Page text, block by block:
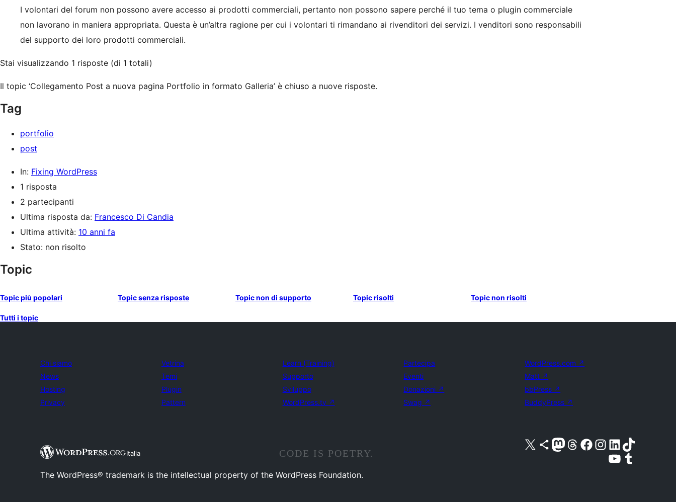
I volontari del forum non possono avere accesso ai prodotti commerciali, pertanto non possono sapere perché il tuo tema o plugin commerciale
non lavorano in maniera appropriata. Questa è un’altra ragione per cui i volontari ti rimandano ai rivenditori dei servizi. I venditori sono responsabili
del supporto dei loro prodotti commerciali.
Stai visualizzando 1 risposte (di 1 totali)
Il topic ‘Collegamento Post a nuova pagina Portfolio in formato Galleria’ è chiuso a nuove risposte.
Tag
portfolio
post
In: Fixing WordPress
1 risposta
2 partecipanti
Ultima risposta da: Francesco Di Candia
Ultima attività: 10 anni fa
Stato: non risolto
Topic
Topic più popolari Topic senza risposte Topic non di supporto Topic risolti Topic non risolti
Tutti i topic
Chi siamo
News
Hosting
Privacy
Vetrina
Temi
Plugin
Pattern
Learn (Training)
Supporto
Sviluppo
WordPress.tv ↗
Partecipa
Eventi
Donazioni ↗
Swag ↗
WordPress.com ↗
Matt ↗
bbPress ↗
BuddyPress ↗
Italia
Visita il nostro account X (ex Twitter)
Visita il nostro account Bluesky
Visita il nostro account Mastodon
Visita il nostro account Threads
Visita la nostra pagina Facebook
Visita il nostro account Instagram
Visita il nostro account LinkedIn
Visita il nostro account TikTok
Visita il nostro canale YouTube
Visita il nostro account Tumblr
CODE IS POETRY.
The WordPress® trademark is the intellectual property of the WordPress Foundation.